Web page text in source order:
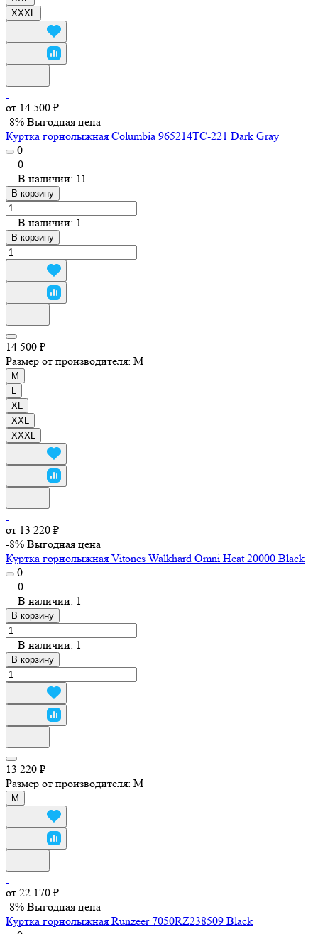
XXXL
от 14 500 ₽
-8% Выгодная цена
Куртка горнолыжная Columbia 965214TC-221 Dark Gray
0
0
В наличии: 11
В корзину
В наличии: 1
В корзину
14 500 ₽
Размер от производителя: M
M
XL
XXL
XXXL
от 13 220 ₽
-8% Выгодная цена
Куртка горнолыжная Vitones Walkhard Omni Heat 20000 Black
0
0
В наличии: 1
В корзину
В наличии: 1
В корзину
13 220 ₽
Размер от производителя: M
M
от 22 170 ₽
-8% Выгодная цена
Куртка горнолыжная Runzeer 7050RZ238509 Black